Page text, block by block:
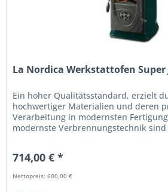
La Nordica Werkstattofen
Ein hoher Qualitätsstandard, erzielt
hochwertiger Materialien und deren
Verarbeitung in modernsten
modernste Verbrennungstechnik
714,00 € *
Nettopreis: 600,00 €